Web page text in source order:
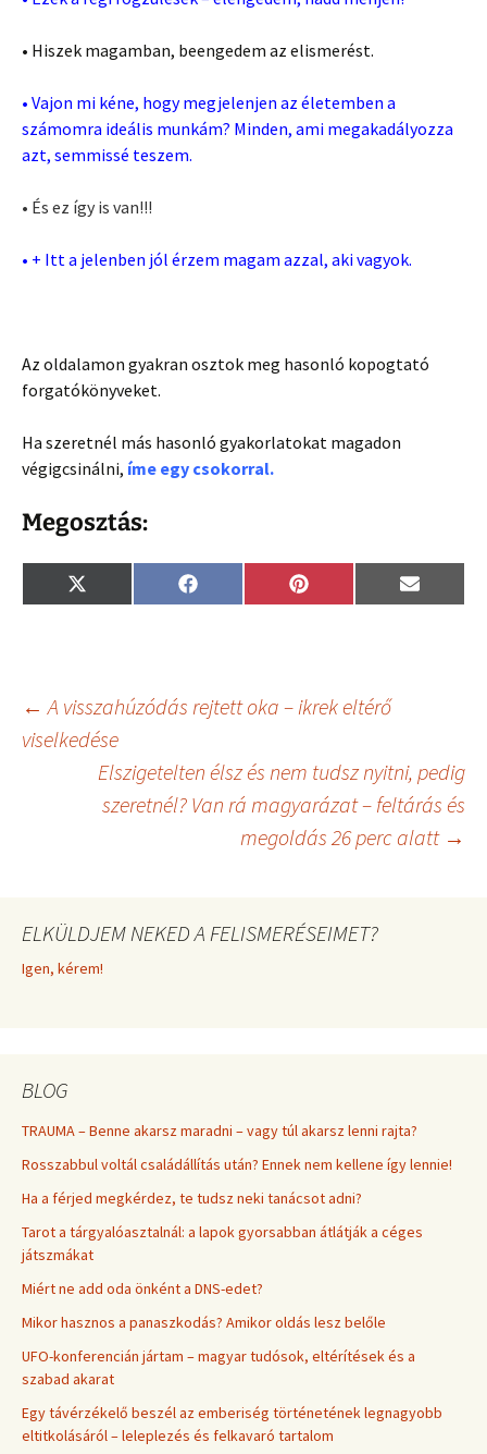
• Hiszek magamban, beengedem az elismerést.
• Vajon mi kéne, hogy megjelenjen az életemben a
számomra ideális munkám? Minden, ami megakadályozza
azt, semmissé teszem.
• És ez így is van!!!
• + Itt a jelenben jól érzem magam azzal, aki vagyok.
Az oldalamon gyakran osztok meg hasonló kopogtató
forgatókönyveket.
Ha szeretnél más hasonló gyakorlatokat magadon
végigcsinálni, íme egy csokorral.
Megosztás:
Share
on
X
(
e
r
)
Share
on
F
a
k
Share
on
P
i
e
s
Share
on
E
m
Bejegyzés
navigáció
← A visszahúzódás rejtett oka – ikrek eltérő
viselkedése
Elszigetelten élsz és nem tudsz nyitni, pedig
szeretnél? Van rá magyarázat – feltárás és
megoldás 26 perc alatt →
ELKÜLDJEM NEKED A FELISMERÉSEIMET?
Igen, kérem!
BLOG
TRAUMA – Benne akarsz maradni – vagy túl akarsz lenni rajta?
Rosszabbul voltál családállítás után? Ennek nem kellene így lennie!
Ha a férjed megkérdez, te tudsz neki tanácsot adni?
Tarot a tárgyalóasztalnál: a lapok gyorsabban átlátják a céges
játszmákat
Miért ne add oda önként a DNS-edet?
Mikor hasznos a panaszkodás? Amikor oldás lesz belőle
UFO-konferencián jártam – magyar tudósok, eltérítések és a
szabad akarat
Egy távérzékelő beszél az emberiség történetének legnagyobb
eltitkolásáról – leleplezés és felkavaró tartalom